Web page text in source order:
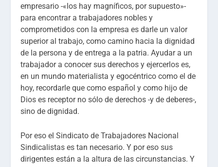
empresario -«los hay magníficos, por supuesto»-
para encontrar a trabajadores nobles y
comprometidos con la empresa es darle un valor
superior al trabajo, como camino hacia la dignidad
de la persona y de entrega a la patria. Ayudar a un
trabajador a conocer sus derechos y ejercerlos es,
en un mundo materialista y egocéntrico como el de
hoy, recordarle que como español y como hijo de
Dios es receptor no sólo de derechos -y de deberes-,
sino de dignidad.
Por eso el Sindicato de Trabajadores Nacional
Sindicalistas es tan necesario. Y por eso sus
dirigentes están a la altura de las circunstancias. Y